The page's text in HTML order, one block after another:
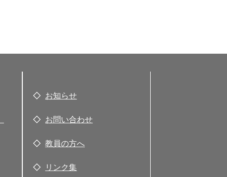
お知らせ
お問い合わせ
教員の方へ
リンク集